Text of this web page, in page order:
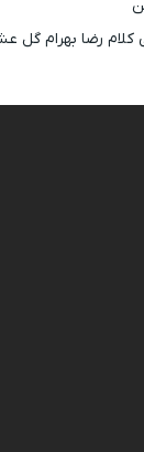
کلام رضا بهرام گل